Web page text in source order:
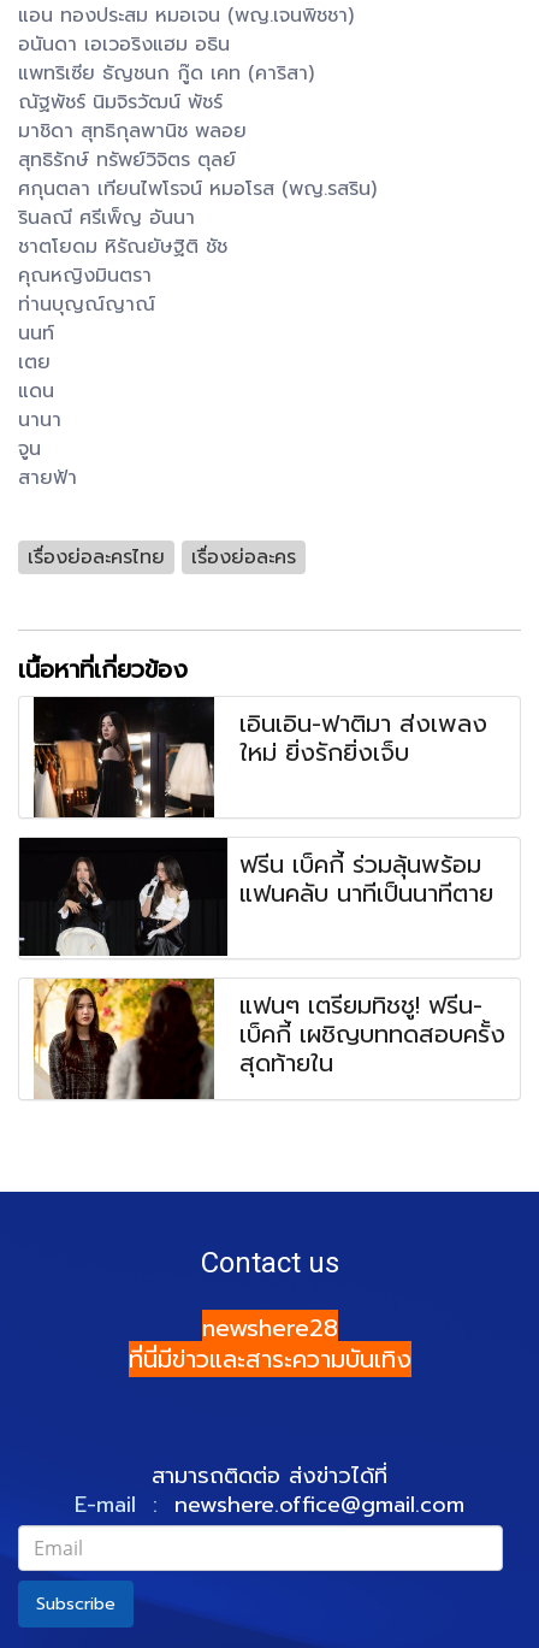
แอน ทองประสม หมอเจน (พญ.เจนพิชชา)
อนันดา เอเวอริงแฮม อธิน
แพทริเซีย ธัญชนก กู๊ด เคท (คาริสา)
ณัฐพัชร์ นิมจิรวัฒน์ พัชร์
มาชิดา สุทธิกุลพานิช พลอย
สุทธิรักษ์ ทรัพย์วิจิตร ตุลย์
ศกุนตลา เทียนไพโรจน์ หมอโรส (พญ.รสริน)
รินลณี ศรีเพ็ญ อันนา
ชาตโยดม หิรัณยัษฐิติ ชัช
คุณหญิงมินตรา
ท่านบุญณ์ญาณ์
นนท์
เตย
แดน
นานา
จูน
สายฟ้า
เรื่องย่อละครไทย เรื่องย่อละคร
เนื้อหาที่เกี่ยวข้อง
เอินเอิน-ฟาติมา ส่งเพลง
ใหม่ ยิ่งรักยิ่งเจ็บ
ฟรีน เบ็คกี้ ร่วมลุ้นพร้อม
แฟนคลับ นาทีเป็นนาทีตาย
แฟนๆ เตรียมทิชชู! ฟรีน-
เบ็คกี้ เผชิญบททดสอบครั้ง
สุดท้ายใน
Contact us
newshere28
ที่นี่มีข่าวและสาระความบันเทิง
สามารถติดต่อ ส่งข่าวได้ที่
E-mail : newshere.office@gmail.com
Subscribe